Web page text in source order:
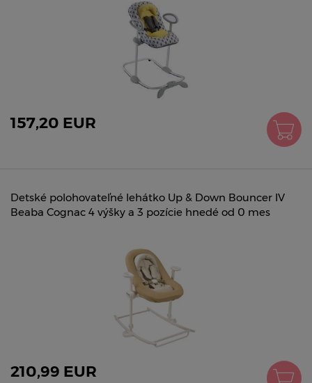
157,20 EUR
Detské polohovateľné lehátko Up & Down Bouncer IV
Beaba Cognac 4 výšky a 3 pozície hnedé od 0 mes
210,99 EUR